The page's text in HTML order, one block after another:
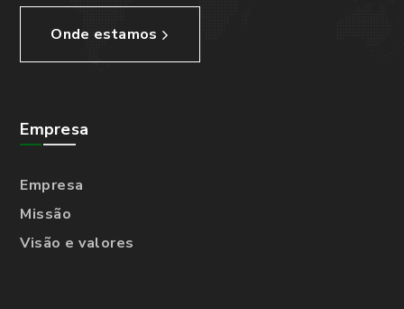
Onde estamos
Empresa
Empresa
Missão
Visão e valores